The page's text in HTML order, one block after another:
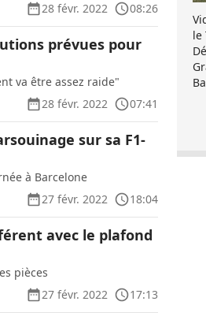
28 févr. 2022
08:26
prévues pour
va être assez raide"
28 févr. 2022
07:41
sur sa F1-
à Barcelone
27 févr. 2022
18:04
avec le plafond
pièces
27 févr. 2022
17:13
le